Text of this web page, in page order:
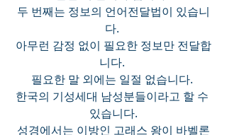
두 번째는 정보의 언어전달법이 있습니
다.
아무런 감정 없이 필요한 정보만 전달합
니다.
필요한 말 외에는 일절 없습니다.
한국의 기성세대 남성분들이라고 할 수
있습니다.
성경에서는 이방인 고래스 왕이 바벨론